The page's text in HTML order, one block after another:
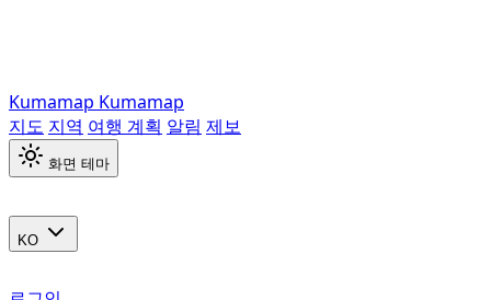
Kumamap Kumamap
지도 지역 여행 계획 알림 제보
화면 테마
KO